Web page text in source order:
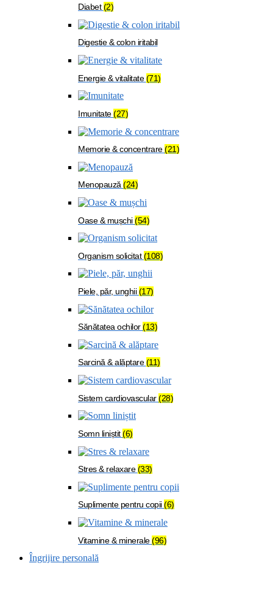
Diabet(2)
Digestie & colon iritabil
Energie & vitalitate(71)
Imunitate(27)
Memorie & concentrare(21)
Menopauză(24)
Oase & mușchi(54)
Organism solicitat(108)
Piele, păr, unghii(17)
Sănătatea ochilor(13)
Sarcină & alăptare(11)
Sistem cardiovascular(28)
Somn liniștit(6)
Stres & relaxare(33)
Suplimente pentru copii(6)
Vitamine & minerale(96)
Îngrijire personală